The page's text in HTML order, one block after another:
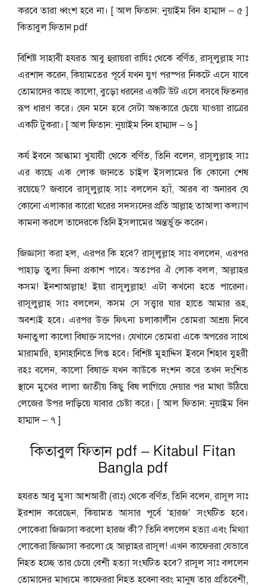
করবে তারা ধ্বংশ হবে না। [ আল ফিতান: নুয়াইম বিন হাম্মাদ – ৫ ]
কিতাবুল ফিতান pdf
বিশিষ্ট সাহাবী হযরত আবু হুরায়রা রাযিঃ থেকে বর্ণিত, রাসূলুল্লাহ সাঃ
এরশাদ করেন,কিয়ামতের পূর্বে যখন যুগ পরস্পর নিকটে এসে যাবে
তোমাদের কাছে কালো, বুড়ো ধরনের একটি উট এসে বসবে ফিতনার
রূপ ধারণ করে। যেন মনে হবে সেটা অন্ধকারে ছেয়ে যাওয়া রাত্রের
একটি টুকরা। [ আল ফিতান: নুয়াইম বিন হাম্মাদ – ৬ ]
কর্য ইবনে আল্কামা খুযায়ী থেকে বর্ণিত, তিনি বলেন, রাসূলুল্লাহ সাঃ
এর কাছে এক লোক জানতে চাইল ইসলামের কি কোনো শেষ
রয়েছে? জবাবে রাসূলুল্লাহ সাঃ বললেন হ্যাঁ, আরব বা অনারব যে
কোনো এলাকার কারো ঘরের সদস্যদের প্রতি আল্লাহ তাআলা কল্যাণ
কামনা করলে তাদেরকে তিনি ইসলামের অন্তর্ভুক্ত করেন।
জিজ্ঞাসা করা হল, এরপর কি হবে? রাসূলুল্লাহ সাঃ বললেন, এরপর
পাহাড় তুল্য ফিনা প্রকাশ পাবে। অতঃপর ঐ লোক বলল, আল্লাহর
কসম! ইনশাআল্লাহ! ইয়া রাসূলুল্লাহ! এটা কখনো হতে পারেনা।
রাসূলুল্লাহ সাঃ বললেন, কসম সে সত্ত্বার যার হাতে আমার রূহ,
অবশ্যই হবে। এরপর উক্ত ফিৎনা চলাকালীন তোমরা আশ্রয় নিবে
ফনাতুলা কালো বিষাক্ত সাপের। যেখানে তোমরা একে অপরের সাথে
মারামারি, হানাহানিতে লিপ্ত হবে। বিশিষ্ট মুহাদ্দিস ইবনে শিহাব যুহরী
রহঃ বলেন, কালো বিষাক্ত যখন কাউকে দংশন করে তখন দংশিত
স্থানে মুখের লালা জাতীয় কিছু বিষ লাগিয়ে দেয়ার পর মাথা উঠিয়ে
লেজের উপর দাড়িয়ে যাবার চেষ্টা করে। [ আল ফিতান: নুয়াইম বিন
হাম্মাদ – ৭ ]
কিতাবুল ফিতান pdf – Kitabul Fitan
Bangla pdf
হযরত আবু মুসা আশআরী (রাঃ) থেকে বর্ণিত, তিনি বলেন, রাসূল সাঃ
ইরশাদ করেছেন, কিয়ামত আসার পূর্বে ‘হারজ’ সংঘটিত হবে।
লোকেরা জিজ্ঞাসা করলো হারজ কী? তিনি বললেন হত্যা এবং মিথ্যা
লোকেরা জিজ্ঞাসা করলো হে আল্লাহর রাসূল! এখন কাফেররা যেভাবে
নিহত হচ্ছে তার চেয়ে বেশী হত্যা সংঘটিত হবে? রাসূল সাঃ বললেন
তোমাদের মাধ্যমে কাফেররা নিহত হবেনা বরং মানুষ তার প্রতিবেশী,